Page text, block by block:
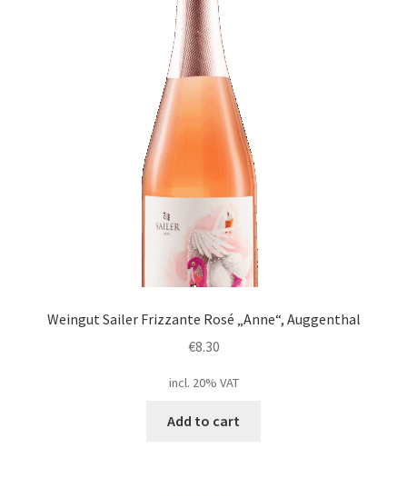
Weingut Sailer Frizzante Rosé „Anne“, Auggenthal
€8.30
incl. 20% VAT
Add to cart